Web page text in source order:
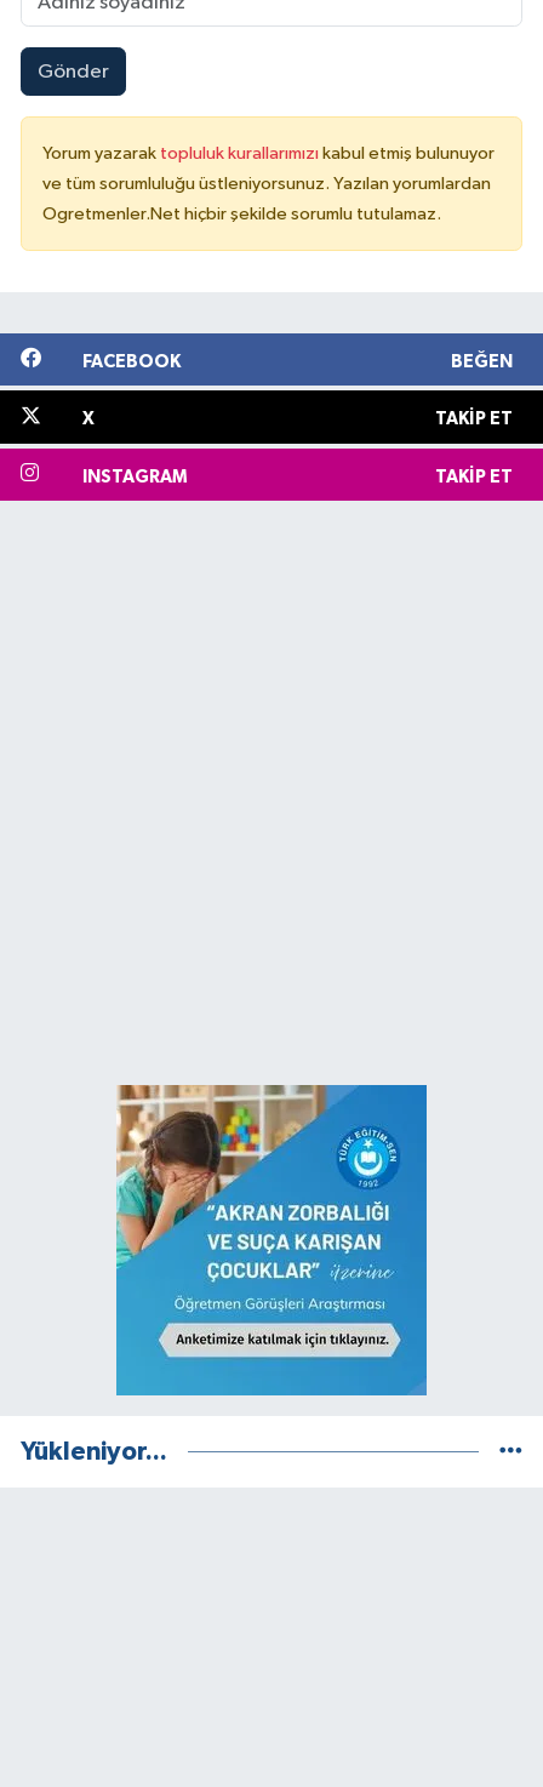
Gönder
Yorum yazarak topluluk kurallarımızı kabul etmiş bulunuyor
ve tüm sorumluluğu üstleniyorsunuz. Yazılan yorumlardan
Ogretmenler.Net hiçbir şekilde sorumlu tutulamaz.
FACEBOOK BEĞEN
X TAKIP ET
INSTAGRAM TAKIP ET
Yükleniyor...